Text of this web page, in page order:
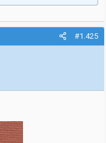
#1.425